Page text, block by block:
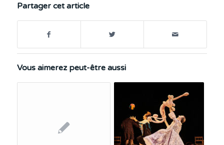
Partager cet article
Vous aimerez peut-être aussi